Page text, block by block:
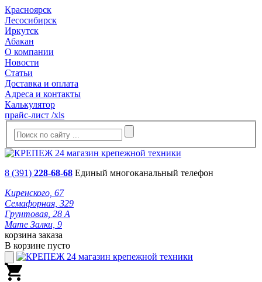
Красноярск
Лесосибирск
Иркутск
Абакан
О компании
Новости
Статьи
Доставка и оплата
Адреса и контакты
Калькулятор
прайс-лист /xls
8 (391) 228-68-68 Единый многоканальный телефон
Киренского, 67
Семафорная, 329
Грунтовая, 28 А
Мате Залки, 9
корзина заказа
В корзине пусто